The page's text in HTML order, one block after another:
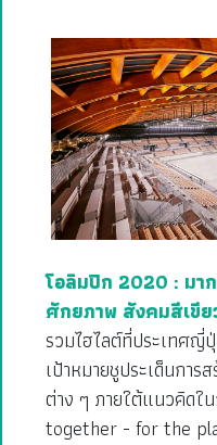
โอลิมปิก 2020 : มา
ศักยภาพ สังคมสีเขี
รวมไฮไลต์ที่ประเทศญี่
เป้าหมายชูประเด็นกา
ต่าง ๆ ภายใต้แนวคิดใ
together - for the